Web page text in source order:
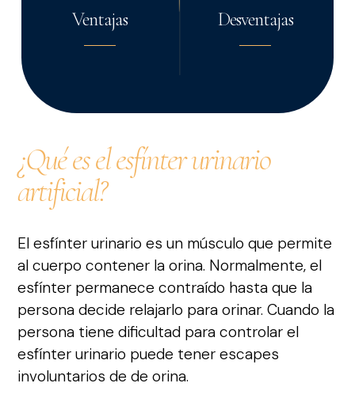
Ventajas Desventajas
¿Qué es el esfínter urinario
artificial?
El esfínter urinario es un músculo que permite
al cuerpo contener la orina. Normalmente, el
esfínter permanece contraído hasta que la
persona decide relajarlo para orinar. Cuando la
persona tiene dificultad para controlar el
esfínter urinario puede tener escapes
involuntarios de de orina.